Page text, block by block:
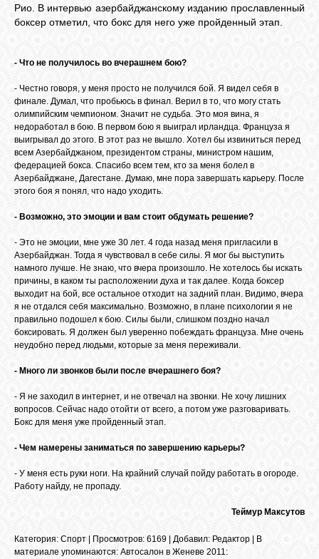
ГОСТЕВАЯ
ФОТО
МУЗЫКА
КОНТАКТЫ
Рио. В интервью азербайджанскому изданию прославленный
боксер отметил, что бокс для него уже пройденный этап.
- Что не получилось во вчерашнем бою?
- Честно говоря, у меня просто не получился бой. Я видел себя в
финале. Думал, что пробьюсь в финал. Верил в то, что могу стать
олимпийским чемпионом. Значит не судьба. Это моя вина, я
недоработал в бою. В первом бою я выиграл ирландца. Француза я
выигрывал до этого. В этот раз не вышло. Хотел бы извиниться перед
всем Азербайджаном, президентом страны, министром нашим,
федерацией бокса. Спасибо всем тем, кто за меня болел в
Азербайджане, Дагестане. Думаю, мне пора завершать карьеру. После
этого боя я понял, что надо уходить.
- Возможно, это эмоции и вам стоит обдумать решение?
- Это не эмоции, мне уже 30 лет. 4 года назад меня пригласили в
Азербайджан. Тогда я чувствовал в себе силы. Я мог бы выступить
намного лучше. Не знаю, что вчера произошло. Не хотелось бы искать
причины, в каком ты расположении духа и так далее. Когда боксер
выходит на бой, все остальное отходит на задний план. Видимо, вчера
я не отдался себя максимально. Возможно, в плане психологии я не
правильно подошел к бою. Силы были, слишком поздно начал
боксировать. Я должен был уверенно побеждать француза. Мне очень
неудобно перед людьми, которые за меня переживали.
- Много ли звонков были после вчерашнего боя?
- Я не заходил в интернет, и не отвечал на звонки. Не хочу лишних
вопросов. Сейчас надо отойти от всего, а потом уже разговаривать.
Бокс для меня уже пройденный этап.
- Чем намерены заниматься по завершению карьеры?
- У меня есть руки ноги. На крайний случай пойду работать в огороде.
Работу найду, не пропаду.
Теймур Максутов
Категория: Спорт Просмотров: 6169 | Добавил: Редактор
В
материале упоминаются: Автосалон в Женеве 2011: